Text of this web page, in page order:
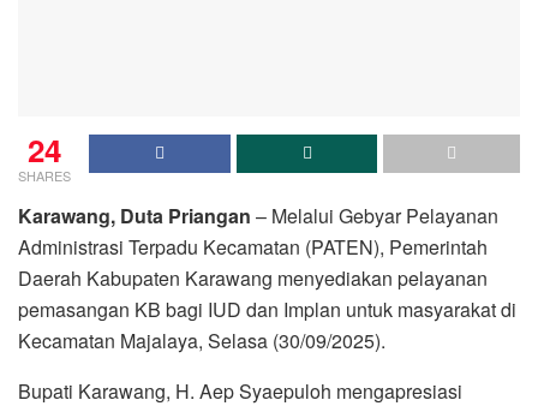
24
SHARES
Karawang, Duta Priangan – Melalui Gebyar Pelayanan
Administrasi Terpadu Kecamatan (PATEN), Pemerintah
Daerah Kabupaten Karawang menyediakan pelayanan
pemasangan KB bagi IUD dan Implan untuk masyarakat di
Kecamatan Majalaya, Selasa (30/09/2025).
Bupati Karawang, H. Aep Syaepuloh mengapresiasi